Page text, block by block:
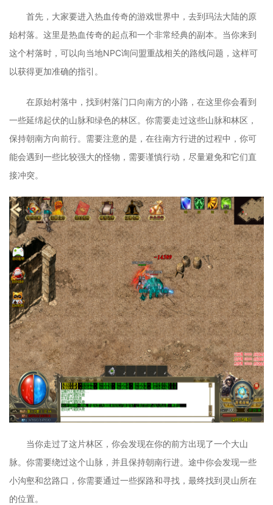
首先，大家要进入热血传奇的游戏世界中，去到玛法大陆的原
始村落。这里是热血传奇的起点和一个非常经典的副本。当你来到
这个村落时，可以向当地NPC询问盟重战相关的路线问题，这样可
以获得更加准确的指引。
在原始村落中，找到村落门口向南方的小路，在这里你会看到
一些延绵起伏的山脉和绿色的林区。你需要走过这些山脉和林区，
保持朝南方向前行。需要注意的是，在往南方行进的过程中，你可
能会遇到一些比较强大的怪物，需要谨慎行动，尽量避免和它们直
接冲突。
当你走过了这片林区，你会发现在你的前方出现了一个大山
脉。你需要绕过这个山脉，并且保持朝南行进。途中你会发现一些
小沟壑和岔路口，你需要通过一些探路和寻找，最终找到灵山所在
的位置。